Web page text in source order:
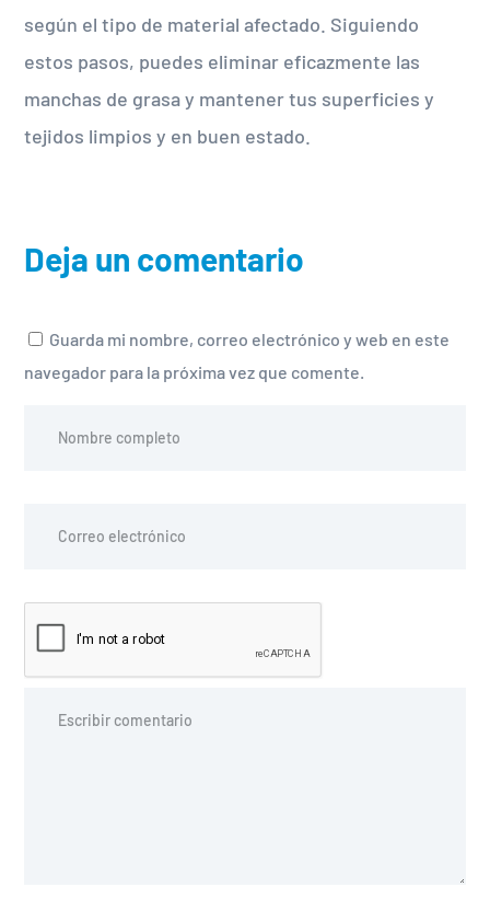
según el tipo de material afectado. Siguiendo
estos pasos, puedes eliminar eficazmente las
manchas de grasa y mantener tus superficies y
tejidos limpios y en buen estado.
Deja un comentario
Guarda mi nombre, correo electrónico y web en este
navegador para la próxima vez que comente.